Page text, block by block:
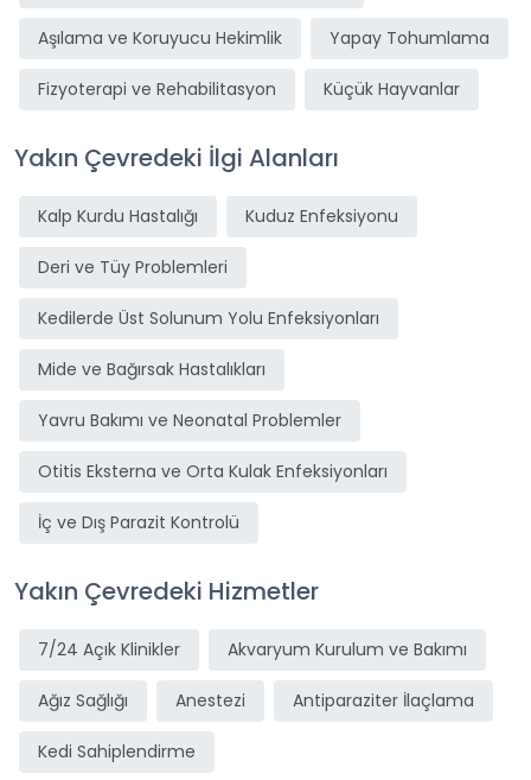
Aşılama ve Koruyucu Hekimlik Yapay Tohumlama
Fizyoterapi ve Rehabilitasyon Küçük Hayvanlar
Yakın Çevredeki İlgi Alanları
Kalp Kurdu Hastalığı Kuduz Enfeksiyonu
Deri ve Tüy Problemleri
Kedilerde Üst Solunum Yolu Enfeksiyonları
Mide ve Bağırsak Hastalıkları
Yavru Bakımı ve Neonatal Problemler
Otitis Eksterna ve Orta Kulak Enfeksiyonları
İç ve Dış Parazit Kontrolü
Yakın Çevredeki Hizmetler
7/24 Açık Klinikler Akvaryum Kurulum ve Bakımı
Ağız Sağlığı Anestezi Antiparaziter İlaçlama
Kedi Sahiplendirme